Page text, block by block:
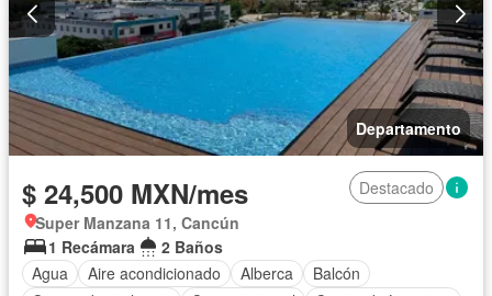
Departamento
$ 24,500 MXN/mes
Destacado
Super Manzana 11, Cancún
1 Recámara
2 Baños
Agua
Aire acondicionado Alberca
Balcón